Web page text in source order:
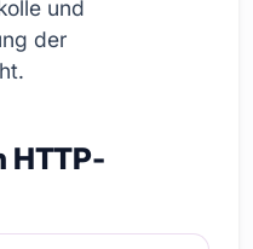
und
der
HTTP-